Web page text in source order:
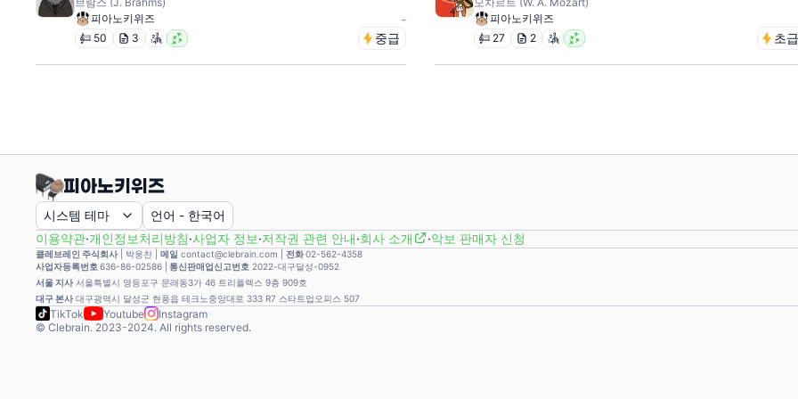
피아노키위즈
-
50 3 중급
피아노키위즈
27
2 초급
시스템 테마 언어 - 한국어
이용약관·개인정보처리방침·사업자 정보·저작권 관련 안내·회사 소개 ·악보 판매자 신청
클레브레인 주식회사| 박웅찬 메일 contact@clebrain.com | 전화02-562-4358
사업자등록번호 636-86-02586 | 통신판매업신고번호 2022-대구달성-0952
서울 지사 서울특별시 영등포구 문래동3가 46 트리플렉스 9층 909호
대구 본사 대구광역시 달성군 현풍읍 테크노중앙대로 333 R7 스타트업오피스 507
TikTok Youtube
Instagram
© Clebrain. 2023-2024. All rights reserved.